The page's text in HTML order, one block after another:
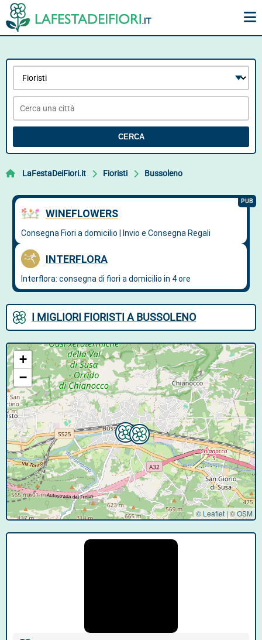
CERCA
LaFestaDeiFiori.it Fioristi Bussoleno
I MIGLIORI FIORISTI A BUSSOLENO
+
−
© Leaflet |©OSM